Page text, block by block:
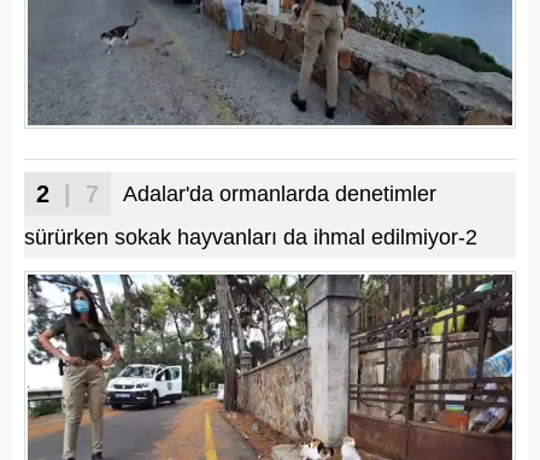
2 | 7
Adalar'da ormanlarda denetimler
sürürken sokak hayvanları da ihmal edilmiyor-2